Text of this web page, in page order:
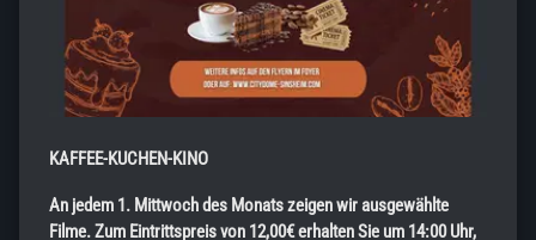
KAFFEE-KUCHEN-KINO
An jedem 1. Mittwoch des Monats zeigen wir ausgewählte
Filme. Zum Eintrittspreis von 12,00€ erhalten Sie um 14:00 Uhr,